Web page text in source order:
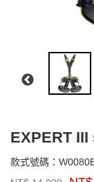
EXPERT
款式號碼：